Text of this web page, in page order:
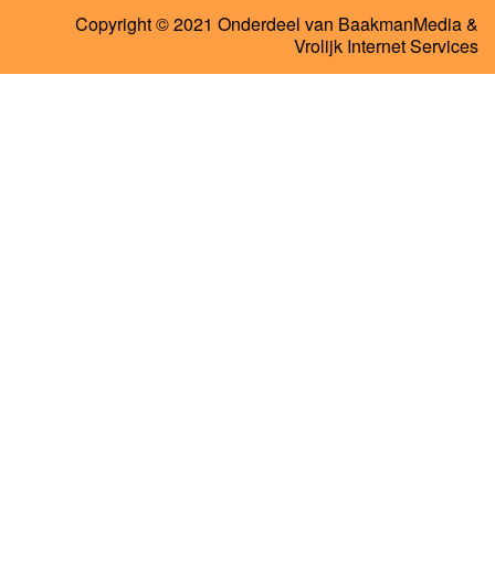
Copyright © 2021 Onderdeel van BaakmanMedia&
Vrolijk Internet Services